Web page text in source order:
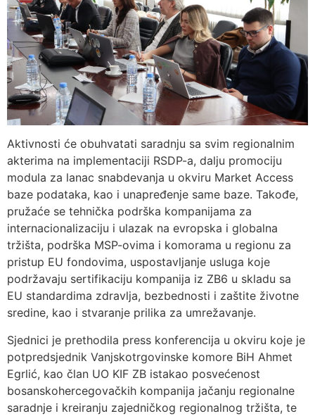
Aktivnosti će obuhvatati saradnju sa svim regionalnim
akterima na implementaciji RSDP-a, dalju promociju
modula za lanac snabdevanja u okviru Market Access
baze podataka, kao i unapređenje same baze. Takođe,
pružaće se tehnička podrška kompanijama za
internacionalizaciju i ulazak na evropska i globalna
tržišta, podrška MSP-ovima i komorama u regionu za
pristup EU fondovima, uspostavljanje usluga koje
podržavaju sertifikaciju kompanija iz ZB6 u skladu sa
EU standardima zdravlja, bezbednosti i zaštite životne
sredine, kao i stvaranje prilika za umrežavanje.
Sjednici je prethodila press konferencija u okviru koje je
potpredsjednik Vanjskotrgovinske komore BiH Ahmet
Egrlić, kao član UO KIF ZB istakao posvećenost
bosanskohercegovačkih kompanija jačanju regionalne
saradnje i kreiranju zajedničkog regionalnog tržišta, te